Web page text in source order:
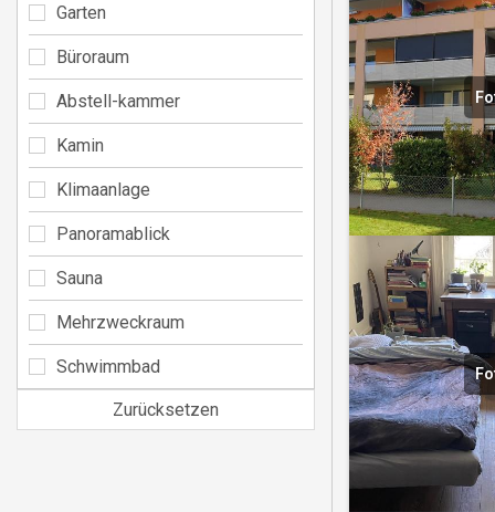
Garten
Büroraum
Abstell-kammer
Kamin
Klimaanlage
Panoramablick
Sauna
Mehrzweckraum
Schwimmbad
Zurücksetzen